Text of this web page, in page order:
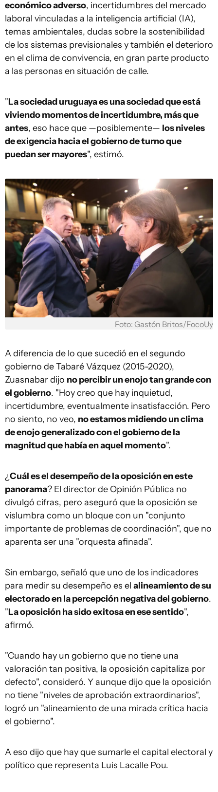
económico adverso, incertidumbres del mercado
laboral vinculadas a la inteligencia artificial (IA),
temas ambientales, dudas sobre la sostenibilidad
de los sistemas previsionales y también el deterioro
en el clima de convivencia, en gran parte producto
a las personas en situación de calle.
"La sociedad uruguaya es una sociedad que está
viviendo momentos de incertidumbre, más que
antes, eso hace que —posiblemente— los niveles
de exigencia hacia el gobierno de turno que
puedan ser mayores", estimó.
Foto: Gastón Britos/FocoUy
A diferencia de lo que sucedió en el segundo
gobierno de Tabaré Vázquez (2015-2020),
Zuasnabar dijo no percibir un enojo tan grande con
el gobierno. "Hoy creo que hay inquietud,
incertidumbre, eventualmente insatisfacción. Pero
no siento, no veo, no estamos midiendo un clima
de enojo generalizado con el gobierno de la
magnitud que había en aquel momento".
¿Cuál es el desempeño de la oposición en este
panorama? El director de Opinión Pública no
divulgó cifras, pero aseguró que la oposición se
vislumbra como un bloque con un "conjunto
importante de problemas de coordinación", que no
aparenta ser una "orquesta afinada".
Sin embargo, señaló que uno de los indicadores
para medir su desempeño es el alineamiento de su
electorado en la percepción negativa del gobierno.
"La oposición ha sido exitosa en ese sentido",
afirmó.
"Cuando hay un gobierno que no tiene una
valoración tan positiva, la oposición capitaliza por
defecto", consideró. Y aunque dijo que la oposición
no tiene "niveles de aprobación extraordinarios",
logró un "alineamiento de una mirada crítica hacia
el gobierno".
A eso dijo que hay que sumarle el capital electoral y
político que representa Luis Lacalle Pou.